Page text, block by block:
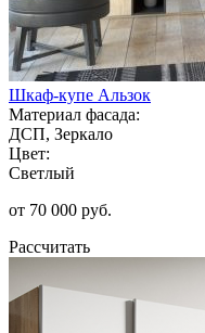
Шкаф-купе Альзок
Материал фасада:
ДСП, Зеркало
Цвет:
Светлый
от 70 000 руб.
Рассчитать